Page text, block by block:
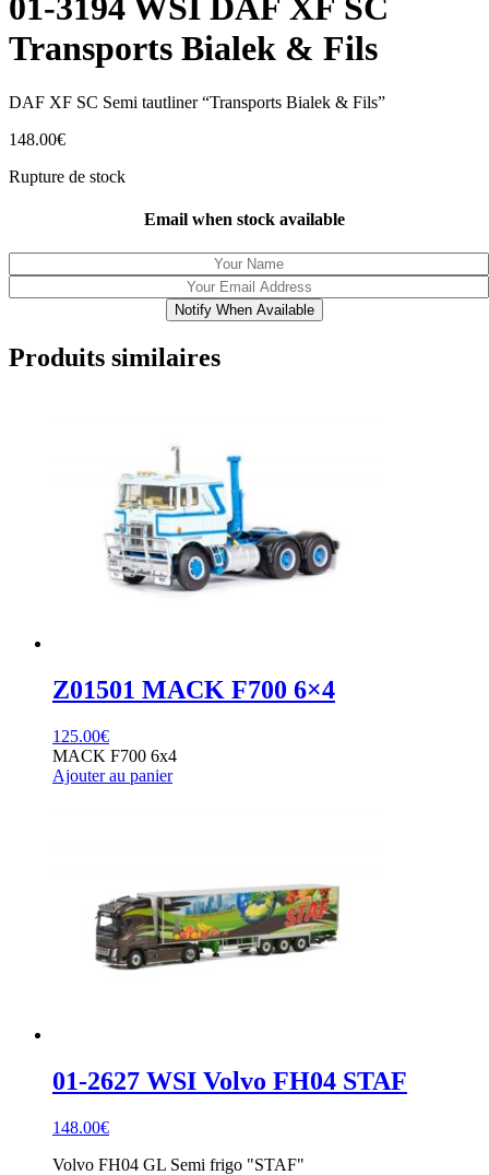
01-3194 WSI DAF XF SC
Transports Bialek & Fils
DAF XF SC Semi tautliner “Transports Bialek & Fils”
148.00€
Rupture de stock
Email when stock available
Notify When Available
Produits similaires
Z01501 MACK F700 6×4
125.00€
MACK F700 6x4
Ajouter au panier
01-2627 WSI Volvo FH04 STAF
148.00€
Volvo FH04 GL Semi frigo "STAF"